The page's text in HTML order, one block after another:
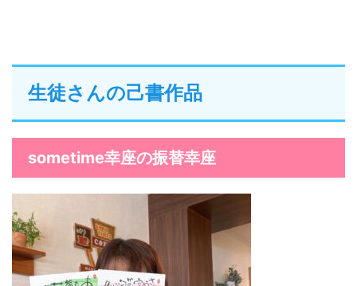
生徒さんの己書作品
sometime幸座の振替幸座